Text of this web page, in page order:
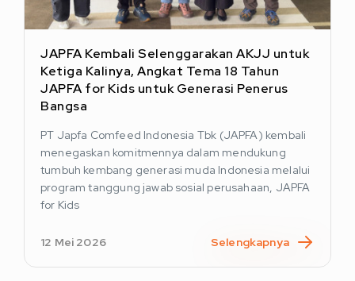
JAPFA Kembali Selenggarakan AKJJ untuk
Ketiga Kalinya, Angkat Tema 18 Tahun
JAPFA for Kids untuk Generasi Penerus
Bangsa
PT Japfa Comfeed Indonesia Tbk (JAPFA) kembali
menegaskan komitmennya dalam mendukung
tumbuh kembang generasi muda Indonesia melalui
program tanggung jawab sosial perusahaan, JAPFA
for Kids
12 Mei 2026 Selengkapnya